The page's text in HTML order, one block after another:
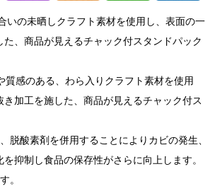
いの未晒しクラフト素材を使用し、表面の一
、商品が見えるチャック付スタンドパック
質感のある、わら入りクラフト素材を使用
き加工を施した、商品が見えるチャック付ス
脱酸素剤を併用することによりカビの発生、
抑制し食品の保存性がさらに向上します。
。